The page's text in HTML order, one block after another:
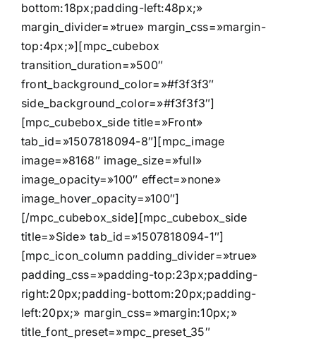
bottom:18px;padding-left:48px;»
margin_divider=»true» margin_css=»margin-
top:4px;»][mpc_cubebox
transition_duration=»500″
front_background_color=»#f3f3f3″
side_background_color=»#f3f3f3″]
[mpc_cubebox_side title=»Front»
tab_id=»1507818094-8″][mpc_image
image=»8168″ image_size=»full»
image_opacity=»100″ effect=»none»
image_hover_opacity=»100″]
[/mpc_cubebox_side][mpc_cubebox_side
title=»Side» tab_id=»1507818094-1″]
[mpc_icon_column padding_divider=»true»
padding_css=»padding-top:23px;padding-
right:20px;padding-bottom:20px;padding-
left:20px;» margin_css=»margin:10px;»
title_font_preset=»mpc_preset_35″